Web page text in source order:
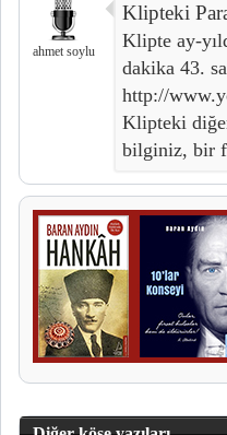
ahmet soylu
Klipteki
Klipte ay-
dakika 43.
http://
Klipteki
bilginiz, bir